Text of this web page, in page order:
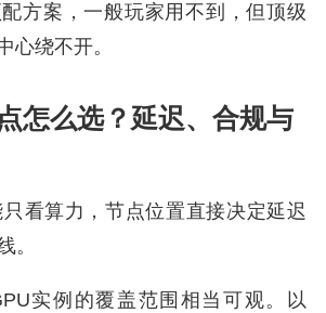
方案，一般玩家用不到，但顶级
心绕不开。
怎么选？延迟、合规与
看算力，节点位置直接决定延迟
。
实例的覆盖范围相当可观。以